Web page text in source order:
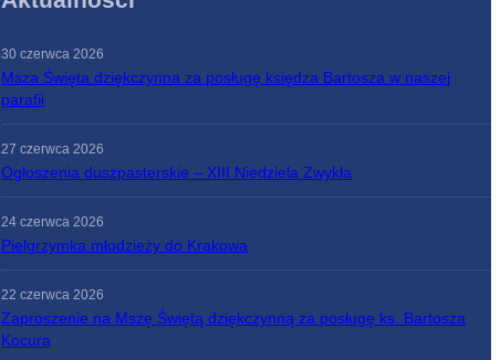
30 czerwca 2026
Msza Święta dziękczynna za posługę księdza Bartosza w naszej
parafii
27 czerwca 2026
Ogłoszenia duszpasterskie – XIII Niedziela Zwykła
24 czerwca 2026
Pielgrzymka młodzieży do Krakowa
22 czerwca 2026
Zaproszenie na Mszę Świętą dziękczynną za posługę ks. Bartosza
Kocura